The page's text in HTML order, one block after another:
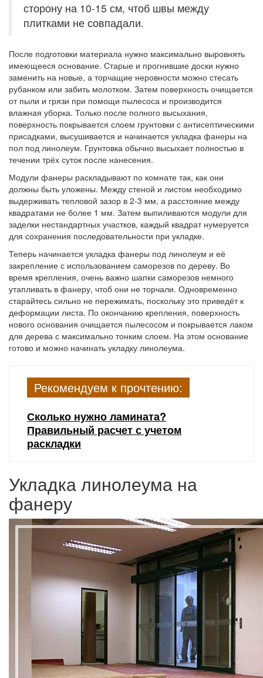
сторону на 10-15 см, чтоб швы между
плитками не совпадали.
После подготовки материала нужно максимально выровнять
имеющееся основание. Старые и прогнившие доски нужно
заменить на новые, а торчащие неровности можно стесать
рубанком или забить молотком. Затем поверхность очищается
от пыли и грязи при помощи пылесоса и производится
влажная уборка. Только после полного высыхания,
поверхность покрывается слоем грунтовки с антисептическими
присадками, высушивается и начинается укладка фанеры на
пол под линолеум. Грунтовка обычно высыхает полностью в
течении трёх суток после нанесения.
Модули фанеры раскладывают по комнате так, как они
должны быть уложены. Между стеной и листом необходимо
выдерживать тепловой зазор в 2-3 мм, а расстояние между
квадратами не более 1 мм. Затем выпиливаются модули для
заделки нестандартных участков, каждый квадрат нумеруется
для сохранения последовательности при укладке.
Теперь начинается укладка фанеры под линолеум и её
закрепление с использованием саморезов по дереву. Во
время крепления, очень важно шапки саморезов немного
утапливать в фанеру, чтоб они не торчали. Одновременно
старайтесь сильно не пережимать, поскольку это приведёт к
деформации листа. По окончанию крепления, поверхность
нового основания очищается пылесосом и покрывается лаком
для дерева с максимально тонким слоем. На этом основание
готово и можно начинать укладку линолеума.
Рекомендуем к прочтению:
Сколько нужно ламината?
Правильный расчет с учетом
раскладки
Укладка линолеума на
фанеру